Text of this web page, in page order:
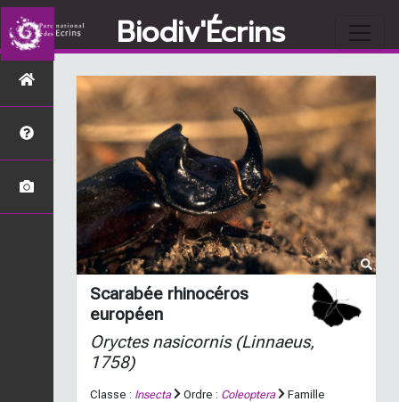
Biodiv'Écrins
Scarabée rhinocéros
européen
Oryctes nasicornis(Linnaeus,
1758)
Classe : Insecta Ordre : Coleoptera
Famille